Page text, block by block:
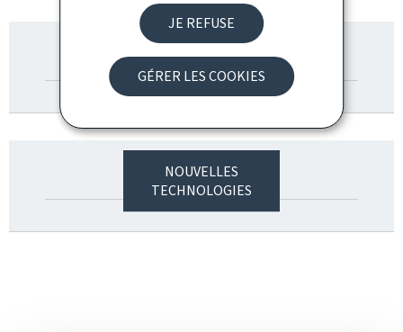
JE REFUSE
GÉRER LES COOKIES
COMPÉTENCES
NUMÉRIQUES
NOUVELLES
TECHNOLOGIES